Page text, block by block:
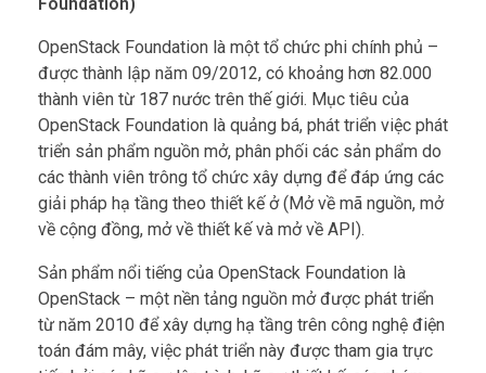
Foundation)
OpenStack Foundation là một tổ chức phi chính phủ –
được thành lập năm 09/2012, có khoảng hơn 82.000
thành viên từ 187 nước trên thế giới. Mục tiêu của
OpenStack Foundation là quảng bá, phát triển việc phát
triển sản phẩm nguồn mở, phân phối các sản phẩm do
các thành viên trông tổ chức xây dựng để đáp ứng các
giải pháp hạ tầng theo thiết kế ở (Mở về mã nguồn, mở
về cộng đồng, mở về thiết kế và mở về API).
Sản phẩm nổi tiếng của OpenStack Foundation là
OpenStack – một nền tảng nguồn mở được phát triển
từ năm 2010 để xây dựng hạ tầng trên công nghệ điện
toán đám mây, việc phát triển này được tham gia trực